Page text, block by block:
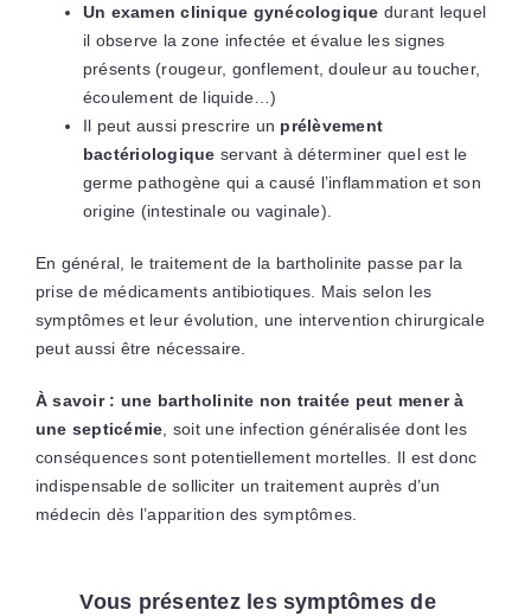
Un examen clinique gynécologique durant lequel
il observe la zone infectée et évalue les signes
présents (rougeur, gonflement, douleur au toucher,
écoulement de liquide…)
Il peut aussi prescrire un prélèvement
bactériologique servant à déterminer quel est le
germe pathogène qui a causé l’inflammation et son
origine (intestinale ou vaginale).
En général, le traitement de la bartholinite passe par la
prise de médicaments antibiotiques. Mais selon les
symptômes et leur évolution, une intervention chirurgicale
peut aussi être nécessaire.
À savoir : une bartholinite non traitée peut mener à
une septicémie , soit une infection généralisée dont les
conséquences sont potentiellement mortelles. Il est donc
indispensable de solliciter un traitement auprès d’un
médecin dès l’apparition des symptômes.
Vous présentez les symptômes de